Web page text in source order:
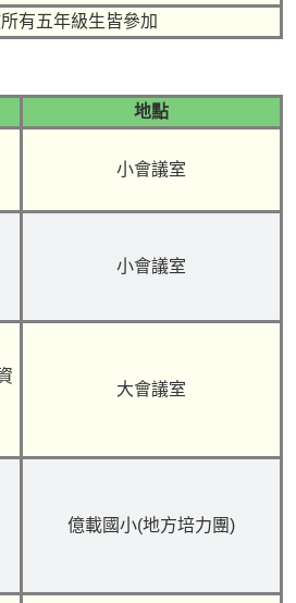
有五年級生皆參加
地點
小會議室
小會議室
大會議室
億載國小(地方培力團)